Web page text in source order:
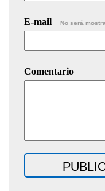
E-mail No será
Comentario